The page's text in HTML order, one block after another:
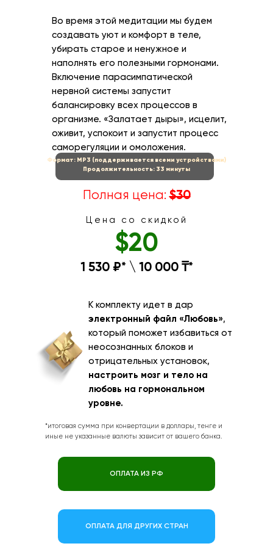
К комплекту идет в дар
электронный файл «Любовь»,
который поможет избавиться от
неосознанных блоков и
отрицательных установок,
настроить мозг и тело на
любовь на гормональном
уровне.
*итоговая сумма при конвертации в доллары, тенге и
иные не указанные валюты зависит от вашего банка.
Формат: MP3 (поддерживается всеми устройствами)
Продолжительность: 33 минуты
Во время этой медитации мы будем
создавать уют и комфорт в теле,
убирать старое и ненужное и
наполнять его полезными гормонами.
Включение парасимпатической
нервной системы запустит
балансировку всех процессов в
организме. «Залатает дыры», исцелит,
оживит, успокоит и запустит процесс
саморегуляции и омоложения.
$20
Цена со скидкой
Полная цена:$30
1 530 ₽* \ 10 000 ₸*
ОПЛАТА ДЛЯ ДРУГИХ СТРАН
ОПЛАТА ИЗ РФ